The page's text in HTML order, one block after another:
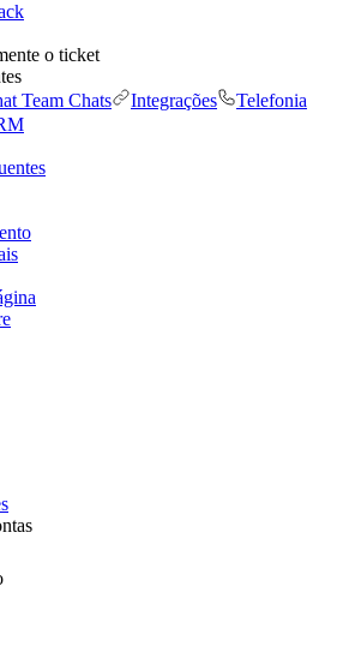
o ticket
Team Chats Integrações
Telefonia